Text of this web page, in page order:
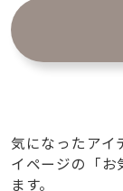
気になったアイ
イページの「お
ます。